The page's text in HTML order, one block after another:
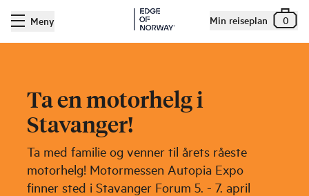
Meny Min reiseplan 0
Ta en motorhelg i
Stavanger!
Ta med familie og venner til årets råeste
motorhelg! Motormessen Autopia Expo
finner sted i Stavanger Forum 5. - 7. april